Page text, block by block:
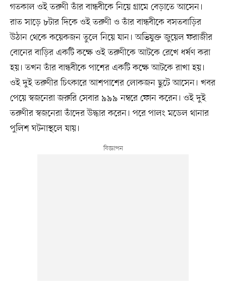
গতকাল ওই তরুণী তাঁর বান্ধবীকে নিয়ে গ্রামে বেড়াতে আসেন।
রাত সাড়ে ৮টার দিকে ওই তরুণী ও তাঁর বান্ধবীকে বসতবাড়ির
উঠান থেকে কয়েকজন তুলে নিয়ে যান। অভিযুক্ত জুয়েল ফরাজীর
বোনের বাড়ির একটি কক্ষে ওই তরুণীকে আটকে রেখে ধর্ষণ করা
হয়। তখন তাঁর বান্ধবীকে পাশের একটি কক্ষে আটকে রাখা হয়।
ওই দুই তরুণীর চিৎকারে আশপাশের লোকজন ছুটে আসেন। খবর
পেয়ে স্বজনেরা জরুরি সেবার ৯৯৯ নম্বরে ফোন করেন। ওই দুই
তরুণীর স্বজনেরা তাঁদের উদ্ধার করেন। পরে পালং মডেল থানার
পুলিশ ঘটনাস্থলে যায়।